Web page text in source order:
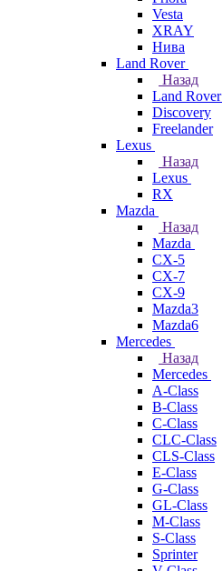
Vesta
XRAY
Нива
Land Rover
Назад
Land Rover
Discovery
Freelander
Lexus
Назад
Lexus
RX
Mazda
Назад
Mazda
CX-5
CX-7
CX-9
Mazda3
Mazda6
Mercedes
Назад
Mercedes
A-Class
B-Class
C-Class
CLC-Class
CLS-Class
E-Class
G-Class
GL-Class
M-Class
S-Class
Sprinter